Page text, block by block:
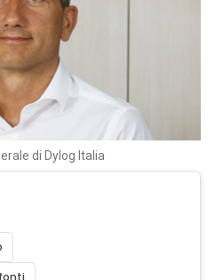
di Dylog Italia